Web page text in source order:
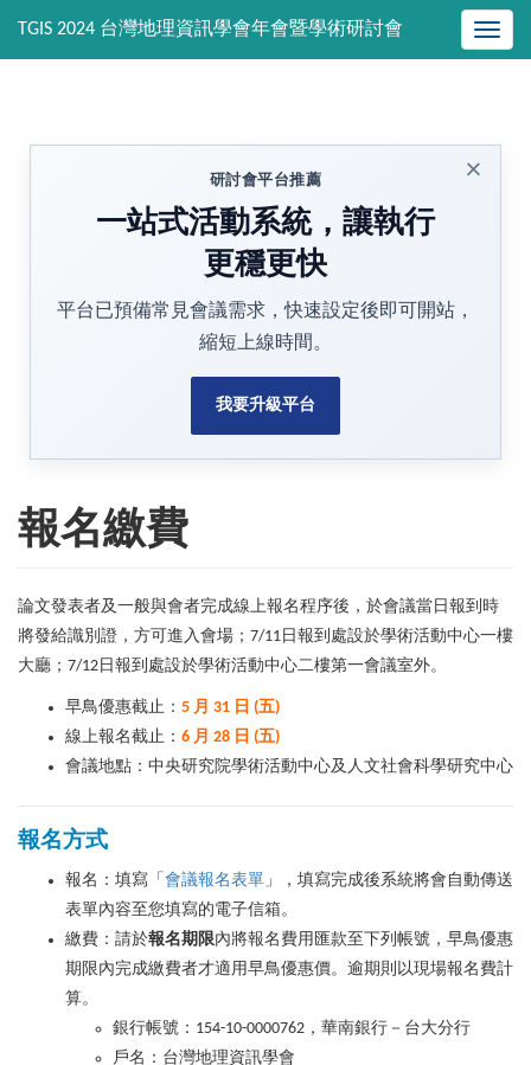
Toggle
×
研討會平台推薦
一站式活動系統，讓執行
更穩更快
平台已預備常見會議需求，快速設定後即可開站，
縮短上線時間。
我要升級平台
報名繳費
論文發表者及一般與會者完成線上報名程序後，於會議當日報到時
將發給識別證，方可進入會場；7/11日報到處設於學術活動中心一樓
大廳；7/12日報到處設於學術活動中心二樓第一會議室外。
早鳥優惠截止： 5 月 31 日 (五)
線上報名截止： 6 月 28 日 (五)
會議地點：中央研究院學術活動中心及人文社會科學研究中心
報名方式
報名：填寫「 會議報名表單」，填寫完成後系統將會自動傳送
表單內容至您填寫的電子信箱。
繳費：請於報名期限內將報名費用匯款至下列帳號，早鳥優惠
期限內完成繳費者才適用早鳥優惠價。逾期則以現場報名費計
算。
銀行帳號：154-10-0000762 ，華南銀行－台大分行
戶名：台灣地理資訊學會